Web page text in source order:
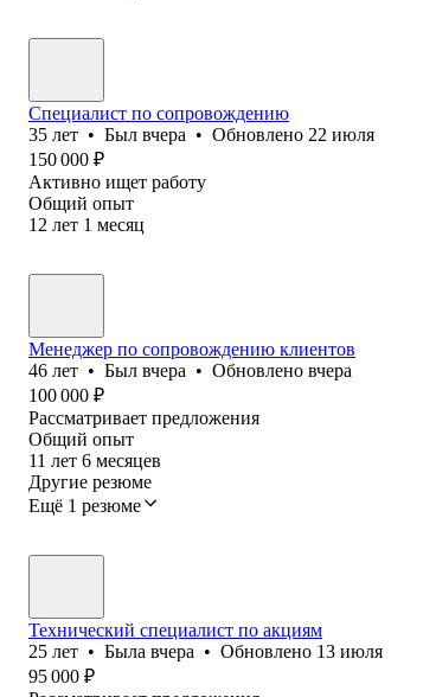
Специалист по сопровождению
35 лет • Был вчера • Обновлено 22 июля
150 000 ₽
Активно ищет работу
Общий опыт
12 лет 1 месяц
Менеджер по сопровождению клиентов
46 лет • Был вчера • Обновлено вчера
100 000 ₽
Рассматривает предложения
Общий опыт
11 лет 6 месяцев
Другие резюме
Ещё 1 резюме
Технический специалист по акциям
25 лет • Была вчера • Обновлено 13 июля
95 000 ₽